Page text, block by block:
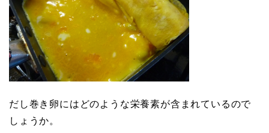
だし巻き卵にはどのような栄養素が含まれているので
しょうか。